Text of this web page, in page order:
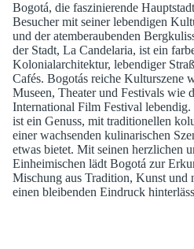
Bogotá, die faszinierende
Besucher mit seiner lebendigen
und der atemberaubenden
der Stadt, La Candelaria, ist ein
Kolonialarchitektur, lebendiger
Cafés. Bogotás reiche Kulturszene
Museen, Theater und Festivals wie
International Film Festival
ist ein Genuss, mit traditionellen
einer wachsenden kulinarischen
etwas bietet. Mit seinen herzlichen
Einheimischen lädt Bogotá zur
Mischung aus Tradition, Kunst und
einen bleibenden Eindruck